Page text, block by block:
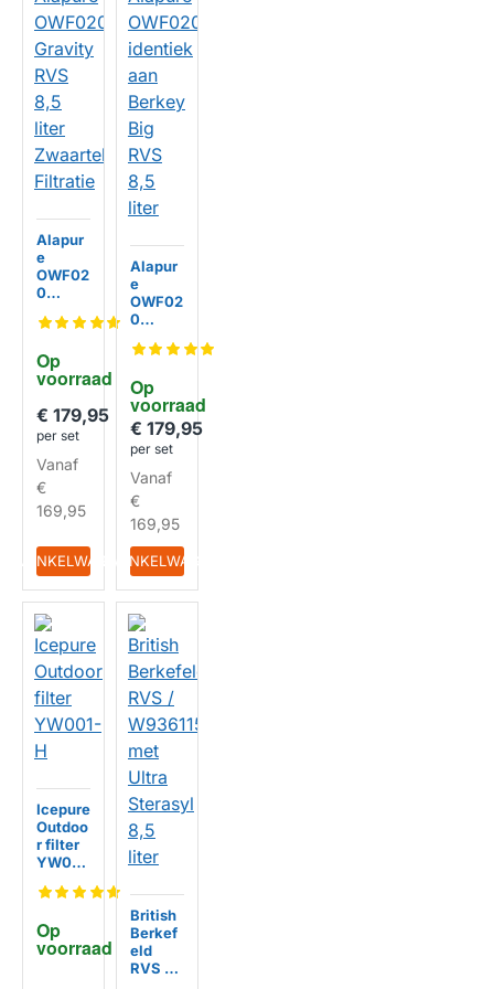
HUISMERK
Op
voorraad
Alapur
e
OWF02
0
RVS
Zwaart
ekrach
Filtrati
e
€ 179,95
per set
Vanaf
€
169,95
IN WINKELWAGEN
HUISMERK
Op
voorraad
Alapur
e
OWF02
0
k aan
Big
RVS
8,5 liter
€ 179,95
per set
Vanaf
€
169,95
IN WINKELWAGEN
Op
voorraad
Icepure
Outdoo
r filter
YW001
British
Berkef
eld
RVS /